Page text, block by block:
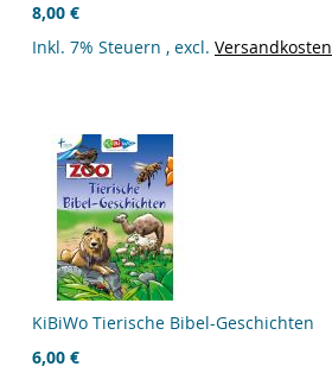
8,00 €
Inkl. 7% Steuern , excl. Versandkosten
KiBiWo Tierische Bibel-Geschichten
6,00 €